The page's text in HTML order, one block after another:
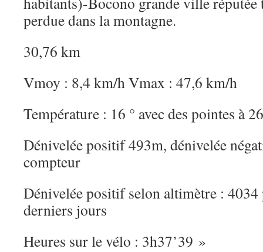
perdue dans la montagne.
30,76 km
Vmoy : 8,4 km/h Vmax : 47,6 km/h
Température : 16 ° avec des pointes à
Dénivelée positif 493m, dénivelée
compteur
Dénivelée positif selon altimètre : 4034
derniers jours
Heures sur le vélo : 3h37’39 »